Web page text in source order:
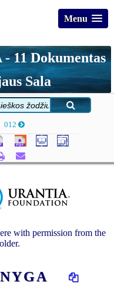
Menu
11 Dokumentas
Sala
012
with permission from the